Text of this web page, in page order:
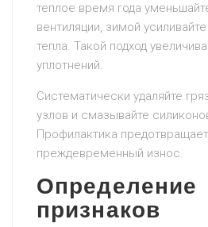
теплое время года
вентиляции, зимой
тепла. Такой подход
уплотнений.
Систематически удаляйте
узлов и смазывайте
Профилактика
преждевременный износ.
Определение
признаков